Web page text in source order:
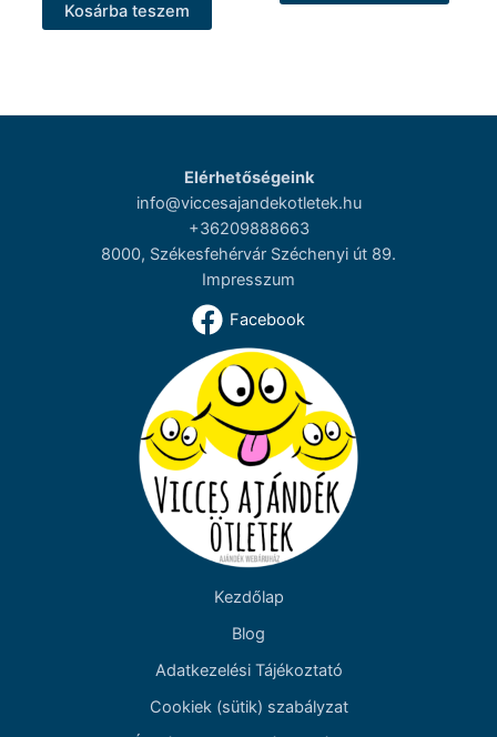
Kosárba teszem
Elérhetőségeink
info@viccesajandekotletek.hu
+36209888663
8000, Székesfehérvár Széchenyi út 89.
Impresszum
Facebook
Kezdőlap
Blog
Adatkezelési Tájékoztató
Cookiek (sütik) szabályzat